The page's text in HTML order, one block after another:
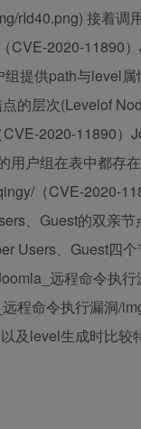
rId40.png) 接着
CVE-2020-11890
提供path与level
的层次(Levelof
2020-11890）
户组在表中都存
（CVE-2020-
、Guest的双亲
Users、Guest四
远程命令执
程命令执行漏洞/
及level生成时比较